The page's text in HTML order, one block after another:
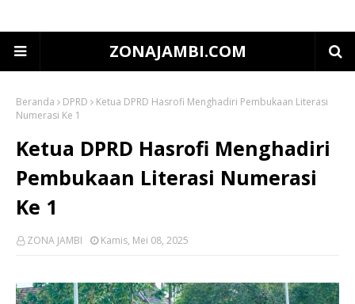
ZONAJAMBI.COM
Beranda DPRD
Ketua DPRD Hasrofi Menghadiri Pembukaan Literasi
Numerasi Ke 1
Ketua DPRD Hasrofi Menghadiri
Pembukaan Literasi Numerasi
Ke 1
ZONA JAMBI Kamis, Mei 08, 2025